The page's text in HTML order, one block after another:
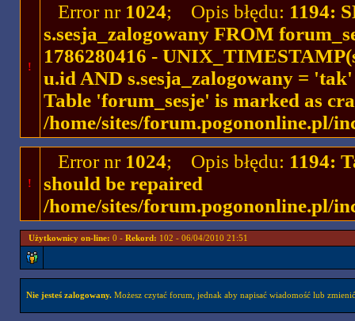
!
Error nr 1024; Opis błędu: 1194:
s.sesja_zalogowany FROM
1786280416 -
u.id AND s.sesja_zalogowany =
Table 'forum_sesje' is marked as
/home/sites/forum.pogononline.pl/
!
Error nr 1024; Opis błędu: 1194:
should be repaired
/home/sites/forum.pogononline.pl/
Użytkownicy on-line: 0 - Rekord: 102 - 06/04/2010 21:51
Nie jesteś zalogowany.Możesz czytać forum, jednak aby napisać wiadomość lub